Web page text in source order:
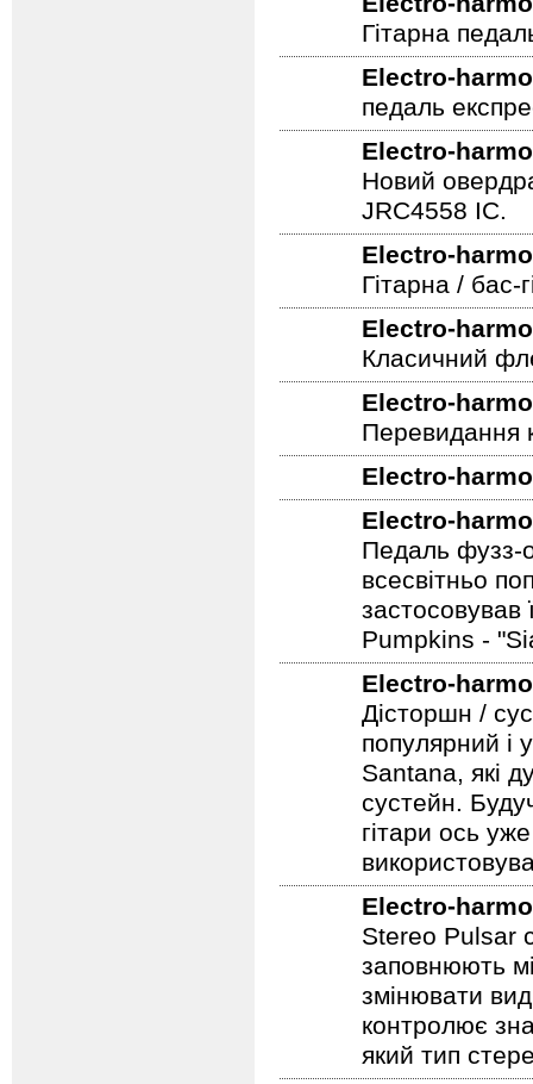
Electro-
Гітарна
Electro-
педаль
Electro-
Новий
JRC4558 IC.
Electro-
Гітарна /
Electro-
Класичний
Electro-
Перевидання
Electro-
Electro-
Педаль фузз-
всесвітньо
застосовував
Pumpkins -
Electro-
Дісторшн /
популярний і
Santana, які
сустейн.
гітари ось
Electro-
Stereo Pulsar
заповнюють
змінювати
контролює
який тип